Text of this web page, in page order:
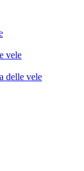
vele
delle vele